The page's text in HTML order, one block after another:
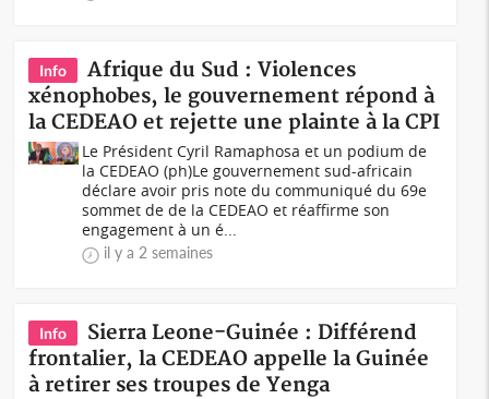
Info
Afrique du Sud : Violences
xénophobes, le gouvernement répond à
la CEDEAO et rejette une plainte à la CPI
Le Président Cyril Ramaphosa et un podium de
la CEDEAO (ph)Le gouvernement sud-africain
déclare avoir pris note du communiqué du 69e
sommet de de la CEDEAO et réaffirme son
engagement à un é...
il y a 2 semaines
Info
Sierra Leone-Guinée : Différend
frontalier, la CEDEAO appelle la Guinée
à retirer ses troupes de Yenga